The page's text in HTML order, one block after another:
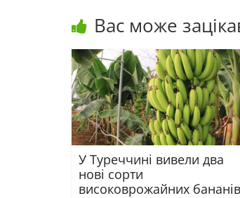
Вас може
У Туреччині вивели два
нові сорти
високоврожайних бананів